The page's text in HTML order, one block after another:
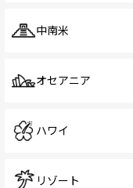
中南米
オセアニア
ハワイ
リゾート